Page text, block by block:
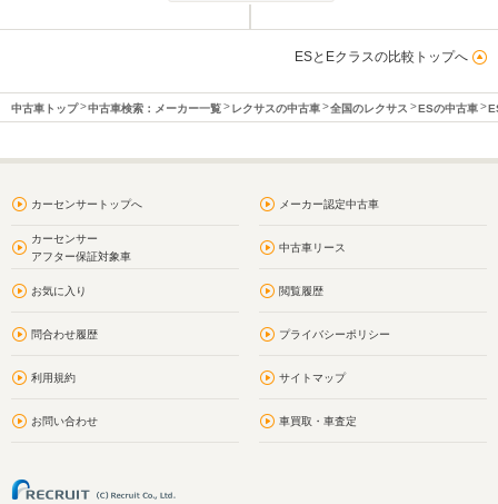
ESとEクラスの比較トップへ
中古車トップ 中古車検索：メーカー一覧 レクサスの中古車 全国のレクサス ESの中古車
カーセンサートップへ メーカー認定中古車
カーセンサー
アフター保証対象車
中古車リース
お気に入り 閲覧履歴
問合わせ履歴 プライバシーポリシー
利用規約 サイトマップ
お問い合わせ 車買取・車査定